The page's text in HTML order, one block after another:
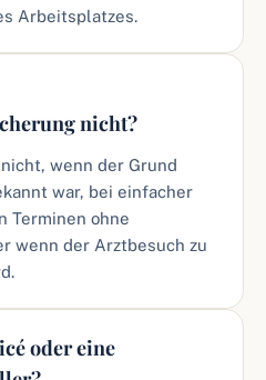
Arbeitsplatzes.
nicht?
wenn der Grund
war, bei einfacher
Terminen ohne
wenn der Arztbesuch zu
oder eine